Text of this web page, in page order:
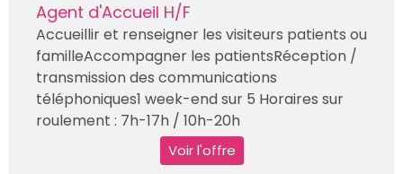
Agent d'Accueil H/F
Accueillir et renseigner les visiteurs patients ou
familleAccompagner les patientsRéception /
transmission des communications
téléphoniques1 week-end sur 5 Horaires sur
roulement : 7h-17h / 10h-20h
Voir l'offre